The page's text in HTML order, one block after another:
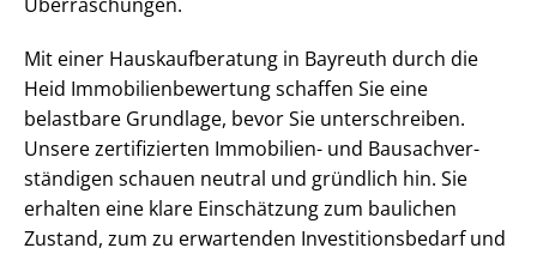
Mit einer Haus­kauf­be­ra­tung in Bayreuth durch die
Heid Im­mo­bi­li­en­be­wer­tung schaffen Sie eine
belastbare Grundlage, bevor Sie unterschreiben.
Unsere zertifizierten Immobilien- und Bau­sach­ver­
stän­di­gen schauen neutral und gründlich hin. Sie
erhalten eine klare Einschätzung zum baulichen
Zustand, zum zu erwartenden In­ves­ti­ti­ons­be­darf und